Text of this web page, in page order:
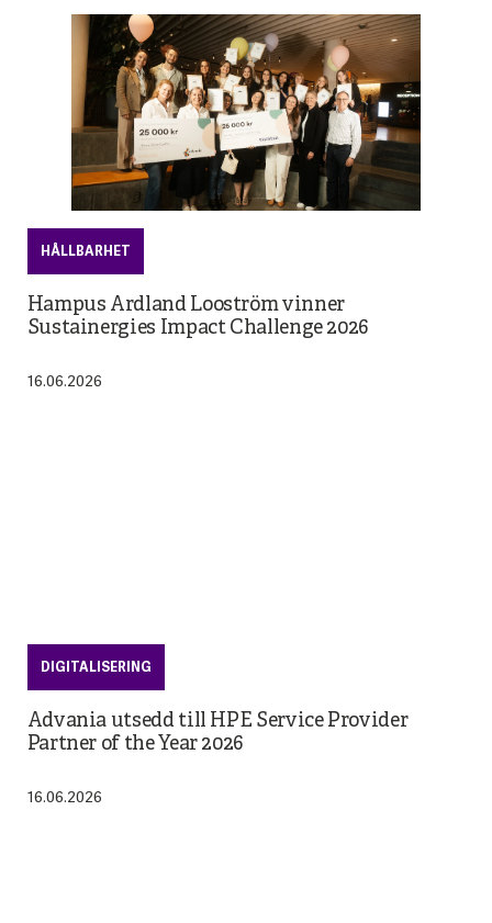
HÅLLBARHET
Hampus Ardland Looström vinner
Sustainergies Impact Challenge 2026
16.06.2026
DIGITALISERING
Advania utsedd till HPE Service Provider
Partner of the Year 2026
16.06.2026